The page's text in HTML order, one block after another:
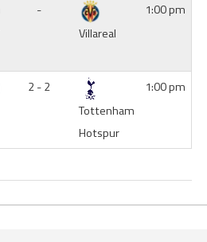
-
Villareal
1:00 pm
2 - 2
Tottenham
Hotspur
1:00 pm